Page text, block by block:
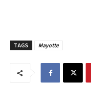
TAGS Mayotte